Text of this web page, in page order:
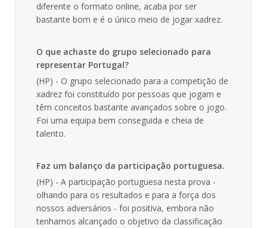
diferente o formato online, acaba por ser
bastante bom e é o único meio de jogar xadrez.
O que achaste do grupo selecionado para
representar Portugal?
(HP) - O grupo selecionado para a competição de
xadrez foi constituído por pessoas que jogam e
têm conceitos bastante avançados sobre o jogo.
Foi uma equipa bem conseguida e cheia de
talento.
Faz um balanço da participação portuguesa.
(HP) - A participação portuguesa nesta prova -
olhando para os resultados e para a força dos
nossos adversários - foi positiva, embora não
tenhamos alcançado o objetivo da classificação